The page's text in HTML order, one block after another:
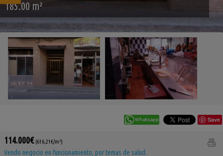
185.00 m²
Save
114.000€ (616,21€/m²)
Vendo negocio en funcionamiento, por temas de salud.